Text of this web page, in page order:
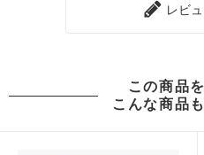
レビ
この商品
こんな商品